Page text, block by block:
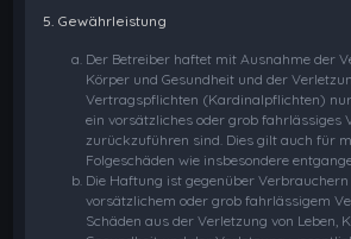
5. Gewährleistung
Der Betreiber haftet mit Ausnahme der
Körper und Gesundheit und der
Vertragspflichten (Kardinalpflichten)
ein vorsätzliches oder grob fahrlässiges
zurückzuführen sind. Dies gilt auch für
Folgeschäden wie insbesondere
Die Haftung ist gegenüber
vorsätzlichem oder grob fahrlässigem
Schäden aus der Verletzung von Leben,